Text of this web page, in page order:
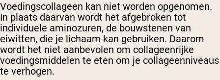
Voedingscollageen kan niet worden opgenomen.
In plaats daarvan wordt het afgebroken tot
individuele aminozuren, de bouwstenen van
eiwitten, die je lichaam kan gebruiken. Daarom
wordt het niet aanbevolen om collageenrijke
voedingsmiddelen te eten om je collageenniveaus
te verhogen.